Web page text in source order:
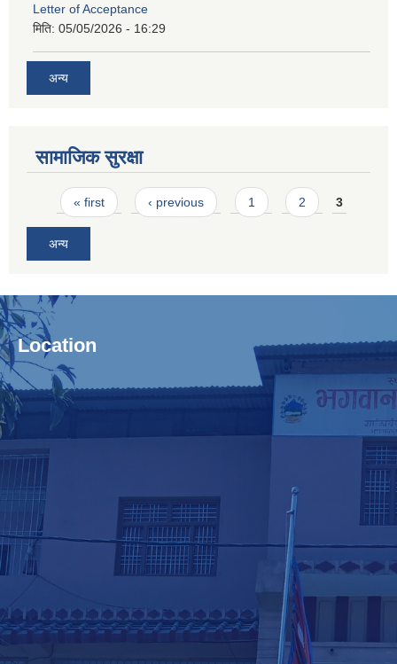
Letter of Acceptance
मिति: 05/05/2026 - 16:29
अन्य
सामाजिक सुरक्षा
Pages
« first ‹ previous 1 2 3
अन्य
Location